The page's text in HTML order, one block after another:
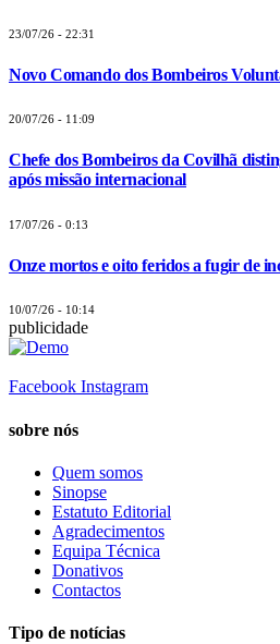
23/07/26 - 22:31
Novo Comando dos Bombeiros
20/07/26 - 11:09
Chefe dos Bombeiros da Covilhã
após missão internacional
17/07/26 - 0:13
Onze mortos e oito feridos a fugir de
10/07/26 - 10:14
publicidade
Facebook Instagram
sobre nós
Quem somos
Sinopse
Estatuto Editorial
Agradecimentos
Equipa Técnica
Donativos
Contactos
Tipo de notícias